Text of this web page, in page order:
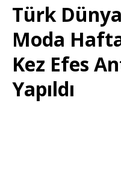
Türk
Moda
Kez Efes
Yapıldı